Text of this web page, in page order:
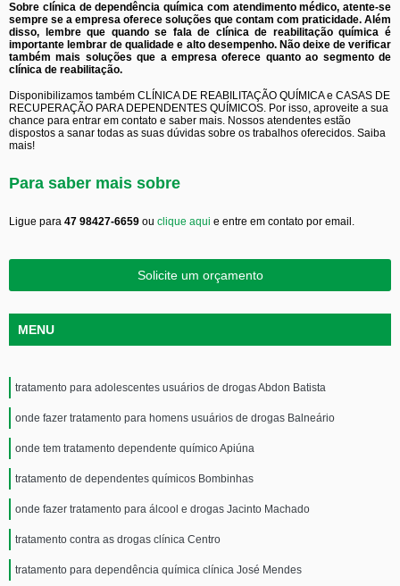
Sobre clínica de dependência química com atendimento médico, atente-se
sempre se a empresa oferece soluções que contam com praticidade. Além
disso, lembre que quando se fala de clínica de reabilitação química é
importante lembrar de qualidade e alto desempenho. Não deixe de verificar
também mais soluções que a empresa oferece quanto ao segmento de
clínica de reabilitação.
Disponibilizamos também CLÍNICA DE REABILITAÇÃO QUÍMICA e CASAS DE
RECUPERAÇÃO PARA DEPENDENTES QUÍMICOS. Por isso, aproveite a sua
chance para entrar em contato e saber mais. Nossos atendentes estão
dispostos a sanar todas as suas dúvidas sobre os trabalhos oferecidos. Saiba
mais!
Para saber mais sobre
Ligue para 47 98427-6659 ou clique aqui e entre em contato por email.
Solicite um orçamento
MENU
tratamento para adolescentes usuários de drogas Abdon Batista
onde fazer tratamento para homens usuários de drogas Balneário
onde tem tratamento dependente químico Apiúna
tratamento de dependentes químicos Bombinhas
onde fazer tratamento para álcool e drogas Jacinto Machado
tratamento contra as drogas clínica Centro
tratamento para dependência química clínica José Mendes